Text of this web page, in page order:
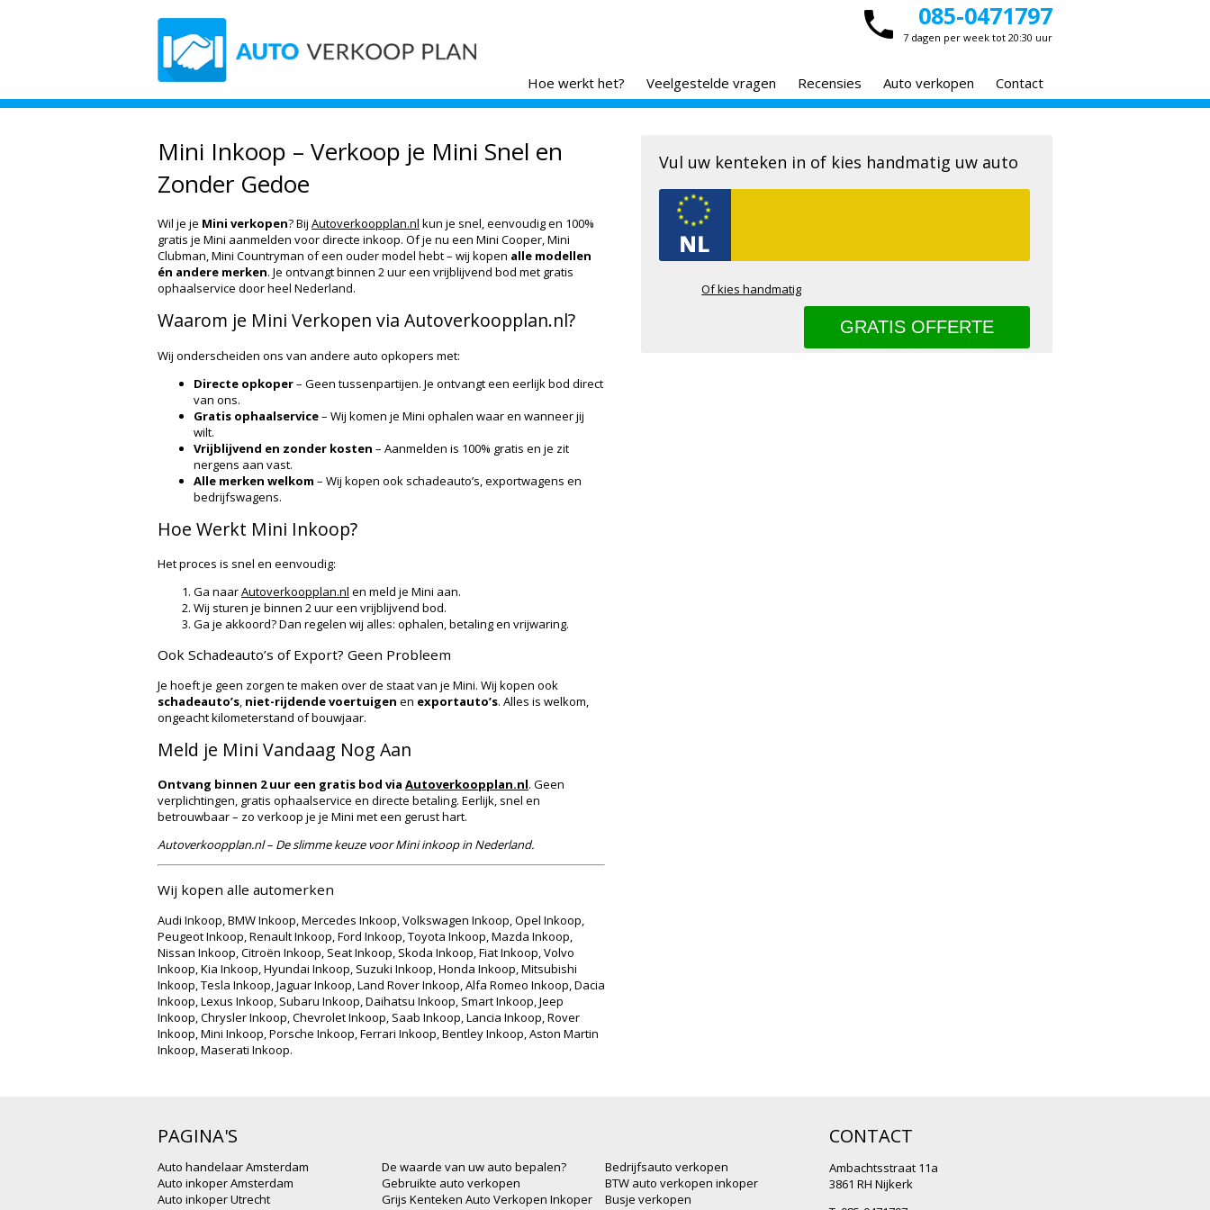
085-0471797
7 dagen per week tot 20:30 uur
Hoe werkt het? Veelgestelde vragen Recensies Auto verkopen Contact
Mini Inkoop – Verkoop je Mini Snel en
Zonder Gedoe
Wil je je Mini verkopen? Bij Autoverkoopplan.nl kun je snel, eenvoudig en 100%
gratis je Mini aanmelden voor directe inkoop. Of je nu een Mini Cooper, Mini
Clubman, Mini Countryman of een ouder model hebt – wij kopen alle modellen
én andere merken. Je ontvangt binnen 2 uur een vrijblijvend bod met gratis
ophaalservice door heel Nederland.
Waarom je Mini Verkopen via Autoverkoopplan.nl?
Wij onderscheiden ons van andere auto opkopers met:
Directe opkoper– Geen tussenpartijen. Je ontvangt een eerlijk bod direct
van ons.
Gratis ophaalservice– Wij komen je Mini ophalen waar en wanneer jij
wilt.
Vrijblijvend en zonder kosten – Aanmelden is 100% gratis en je zit
nergens aan vast.
Alle merken welkom – Wij kopen ook schadeauto’s, exportwagens en
bedrijfswagens.
Hoe Werkt Mini Inkoop?
Het proces is snel en eenvoudig:
Ga naarAutoverkoopplan.nl en meld je Mini aan.
Wij sturen je binnen 2 uur een vrijblijvend bod.
Ga je akkoord? Dan regelen wij alles: ophalen, betaling en vrijwaring.
Ook Schadeauto’s of Export? Geen Probleem
Je hoeft je geen zorgen te maken over de staat van je Mini. Wij kopen ook
schadeauto’s, niet-rijdende voertuigen en exportauto’s. Alles is welkom,
ongeacht kilometerstand of bouwjaar.
Meld je Mini Vandaag Nog Aan
Ontvang binnen 2 uur een gratis bod via Autoverkoopplan.nl. Geen
verplichtingen, gratis ophaalservice en directe betaling. Eerlijk, snel en
betrouwbaar – zo verkoop je je Mini met een gerust hart.
Autoverkoopplan.nl – De slimme keuze voor Mini inkoop in Nederland.
Wij kopen alle automerken
Audi Inkoop, BMW Inkoop, Mercedes Inkoop, Volkswagen Inkoop, Opel Inkoop,
Peugeot Inkoop, Renault Inkoop, Ford Inkoop, Toyota Inkoop, Mazda Inkoop,
Nissan Inkoop, Citroën Inkoop, Seat Inkoop, Skoda Inkoop, Fiat Inkoop, Volvo
Inkoop, Kia Inkoop, Hyundai Inkoop, Suzuki Inkoop, Honda Inkoop, Mitsubishi
Inkoop, Tesla Inkoop, Jaguar Inkoop, Land Rover Inkoop, Alfa Romeo Inkoop, Dacia
Inkoop, Lexus Inkoop, Subaru Inkoop, Daihatsu Inkoop, Smart Inkoop, Jeep
Inkoop, Chrysler Inkoop, Chevrolet Inkoop, Saab Inkoop, Lancia Inkoop, Rover
Inkoop, Mini Inkoop, Porsche Inkoop, Ferrari Inkoop, Bentley Inkoop, Aston Martin
Inkoop, Maserati Inkoop.
Vul uw kenteken in of kies handmatig uw auto
Of kies handmatig
PAGINA'S
Auto handelaar Amsterdam
Auto inkoper Amsterdam
Auto inkoper Utrecht
De waarde van uw auto bepalen?
Gebruikte auto verkopen
Grijs Kenteken Auto Verkopen Inkoper
Bedrijfsauto verkopen
BTW auto verkopen inkoper
Busje verkopen
CONTACT
Ambachtsstraat 11a
3861 RH Nijkerk